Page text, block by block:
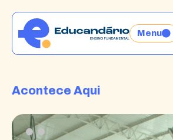
Menu
Acontece Aqui